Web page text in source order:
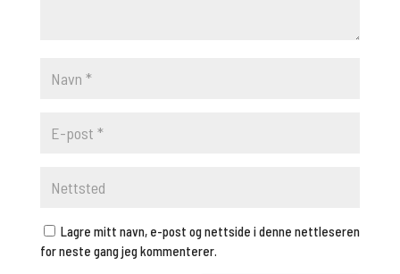
Lagre mitt navn, e-post og nettside i denne nettleseren
for neste gang jeg kommenterer.